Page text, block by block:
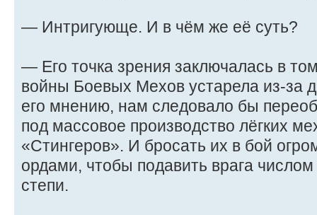
— Интригующе. И в чём же её суть?
— Его точка зрения заключалась в
войны Боевых Мехов устарела из-за
его мнению, нам следовало бы
под массовое производство лёгких
«Стингеров». И бросать их в бой
ордами, чтобы подавить врага
степи.